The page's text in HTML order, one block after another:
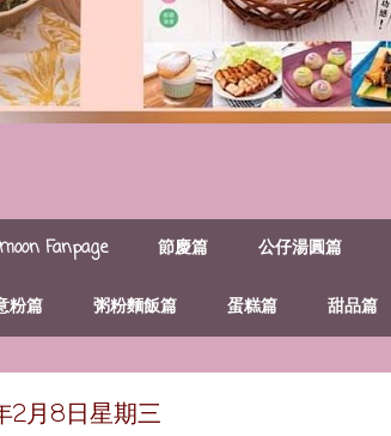
Fanpage 節慶篇 公仔湯圓篇
粉篇 粥粉麵飯篇 蛋糕篇 甜品篇
2月8日星期三